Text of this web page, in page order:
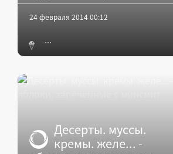
24 февраля 2014 00:12
Десерты. муссы.
кремы. желе... -